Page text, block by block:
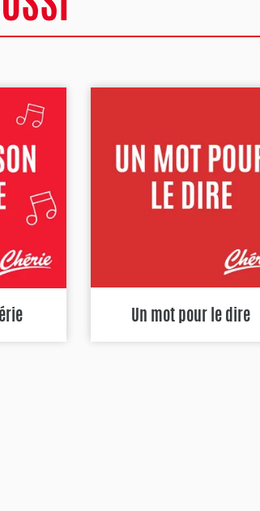
Un mot pour le dire